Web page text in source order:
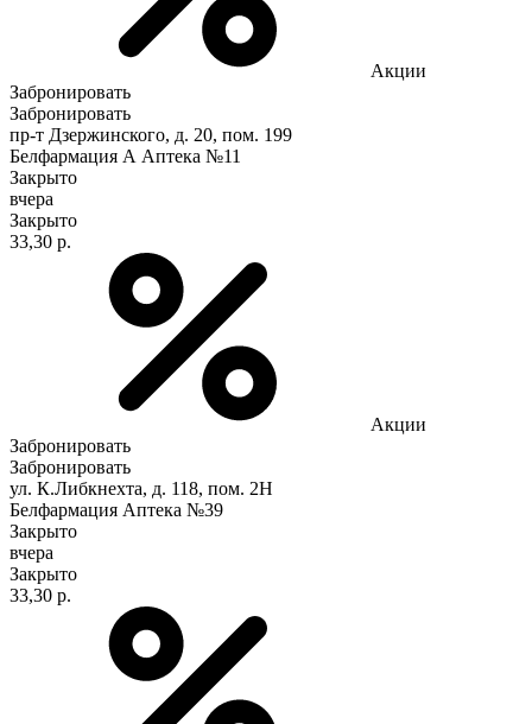
Акции
Забронировать
Забронировать
пр-т Дзержинского, д. 20, пом. 199
Белфармация А Аптека №11
Закрыто
вчера
Закрыто
33,30 р.
Акции
Забронировать
Забронировать
ул. К.Либкнехта, д. 118, пом. 2Н
Белфармация Аптека №39
Закрыто
вчера
Закрыто
33,30 р.